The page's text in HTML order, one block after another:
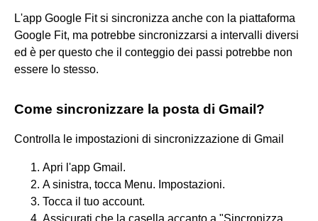
L'app Google Fit si sincronizza anche con la piattaforma
Google Fit, ma potrebbe sincronizzarsi a intervalli diversi
ed è per questo che il conteggio dei passi potrebbe non
essere lo stesso.
Come sincronizzare la posta di Gmail?
Controlla le impostazioni di sincronizzazione di Gmail
Apri l'app Gmail.
A sinistra, tocca Menu. Impostazioni.
Tocca il tuo account.
Assicurati che la casella accanto a "Sincronizza